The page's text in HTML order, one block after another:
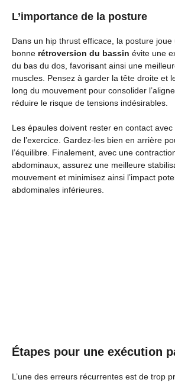
L’importance de la posture
Dans un hip thrust efficace, la posture
bonne rétroversion du bassin évite une
du bas du dos, favorisant ainsi une
muscles. Pensez à garder la tête droite et
long du mouvement pour consolider
réduire le risque de tensions indésirables.
Les épaules doivent rester en contact
de l’exercice. Gardez-les bien en arrière
l’équilibre. Finalement, avec une
abdominaux, assurez une meilleure
mouvement et minimisez ainsi l’impact
abdominales inférieures.
Étapes pour une exécution
L’une des erreurs récurrentes est de trop